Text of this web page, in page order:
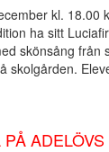
kl. 18.00
ha sitt
skönsång från
skolgården.